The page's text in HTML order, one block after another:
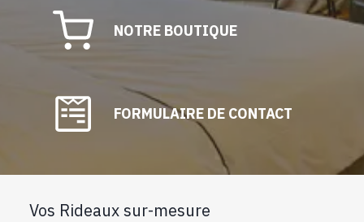
NOTRE BOUTIQUE
FORMULAIRE DE CONTACT
Vos Rideaux sur-mesure